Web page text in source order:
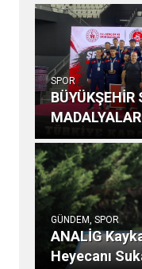
SPOR
BÜYÜKŞEHİR
GÜNDEM, SPOR
ANALİG
Heyecanı